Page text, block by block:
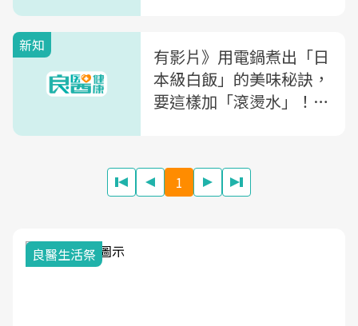
新知
有影片》用電鍋煮出「日
本級白飯」的美味秘訣，
要這樣加「滾燙水」！美
1
我與健康韌性的距離